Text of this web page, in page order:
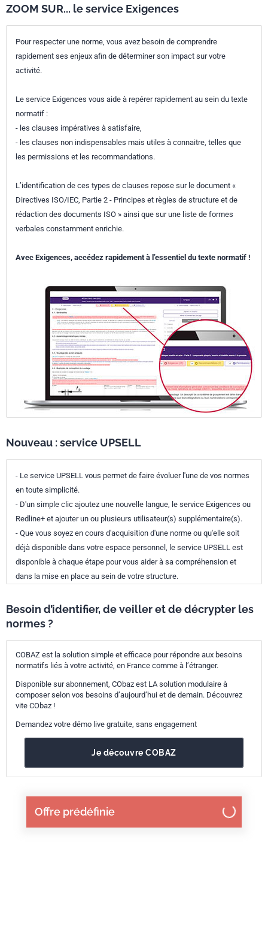
Offre prédéfinie
ZOOM SUR... le service Exigences
Pour respecter une norme, vous avez besoin de comprendre
rapidement ses enjeux afin de déterminer son impact sur votre
activité.
Le service Exigences vous aide à repérer rapidement au sein du texte
normatif :
- les clauses impératives à satisfaire,
- les clauses non indispensables mais utiles à connaitre, telles que
les permissions et les recommandations.
L’identification de ces types de clauses repose sur le document «
Directives ISO/IEC, Partie 2 - Principes et règles de structure et de
rédaction des documents ISO » ainsi que sur une liste de formes
verbales constamment enrichie.
Avec Exigences, accédez rapidement à l’essentiel du texte normatif !
Nouveau : service UPSELL
- Le service UPSELL vous permet de faire évoluer l'une de vos normes
en toute simplicité.
- D'un simple clic ajoutez une nouvelle langue, le service Exigences ou
Redline+ et ajouter un ou plusieurs utilisateur(s) supplémentaire(s).
- Que vous soyez en cours d'acquisition d'une norme ou qu'elle soit
déjà disponible dans votre espace personnel, le service UPSELL est
disponible à chaque étape pour vous aider à sa compréhension et
dans la mise en place au sein de votre structure.
Besoin d’identifier, de veiller et de décrypter les
normes ?
COBAZ est la solution simple et efficace pour répondre aux besoins
normatifs liés à votre activité, en France comme à l’étranger.
Disponible sur abonnement, CObaz est LA solution modulaire à
composer selon vos besoins d’aujourd’hui et de demain. Découvrez
vite CObaz !
Demandez votre démo live gratuite, sans engagement
Je découvre COBAZ